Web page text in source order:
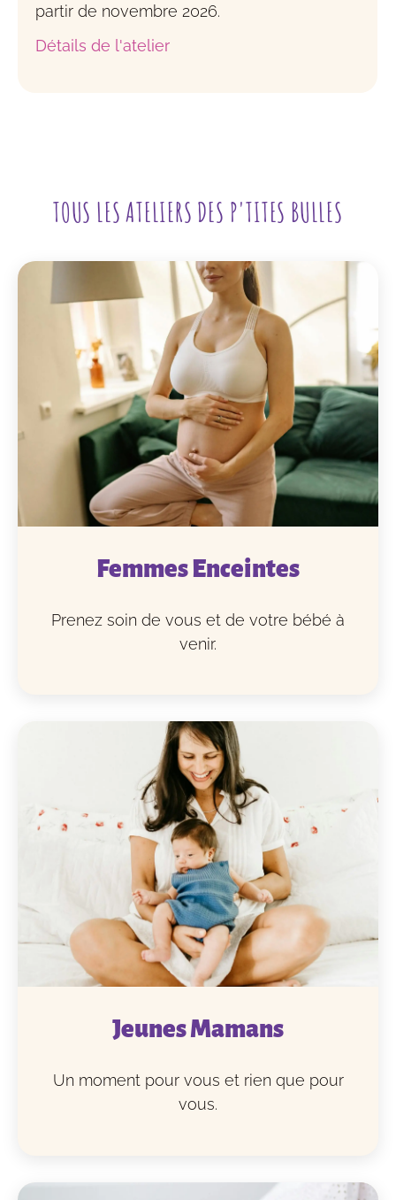
partir de novembre 2026.
Détails de l'atelier
TOUS LES ATELIERS DES P'TITES BULLES
Femmes Enceintes
Prenez soin de vous et de votre bébé à
venir.
Jeunes Mamans
Un moment pour vous et rien que pour
vous.